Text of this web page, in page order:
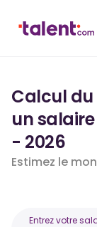
Calcul
un salaire
- 2026
Estimez le
Entrez votre